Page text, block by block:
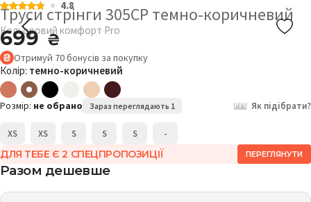
4.8
Труси стрінги 305CP темно-коричневий
Кольоровий комфорт Pro
699₴
Отримуй 70бонусів за покупку
Колір: темно-коричневий
Розмір: не обрано Зараз переглядають 1 Як підібрати?
XS XS S S S -
ДЛЯ ТЕБЕ Є 2 СПЕЦПРОПОЗИЦІЇ ПЕРЕГЛЯНУТИ
Разом дешевше